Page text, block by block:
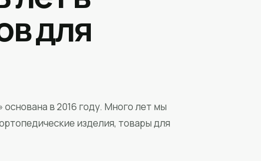
для
в 2016 году. Много лет мы
изделия, товары для